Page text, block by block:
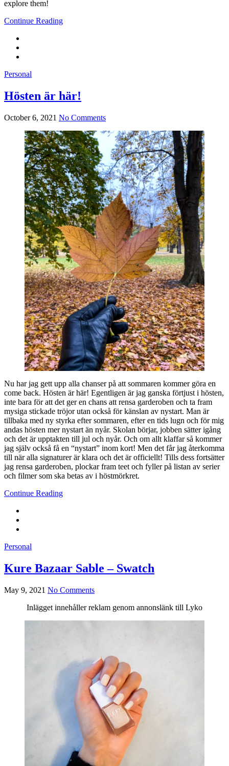
explore them!
Continue Reading
Personal
Hösten är här!
October 6, 2021 No Comments
Nu har jag gett upp alla chanser på att sommaren kommer göra en
come back. Hösten är här! Egentligen är jag ganska förtjust i hösten,
inte bara för att det ger en chans att rensa garderoben och ta fram
mysiga stickade tröjor utan också för känslan av nystart. Man är
tillbaka med ny styrka efter sommaren, efter en tids lugn och för mig
andas hösten mer nystart än nyår. Skolan börjar, jobben sätter igång
och det är upptakten till jul och nyår. Och om allt klaffar så kommer
jag själv också få en “nystart” inom kort! Men det får jag återkomma
till när alla signaturer är klara och det är officiellt! Tills dess fortsätter
jag rensa garderoben, plockar fram teet och fyller på listan av serier
och filmer som ska betas av i höstmörkret.
Continue Reading
Personal
Kure Bazaar Sable – Swatch
May 9, 2021 No Comments
Inlägget innehåller reklam genom annonslänk till Lyko